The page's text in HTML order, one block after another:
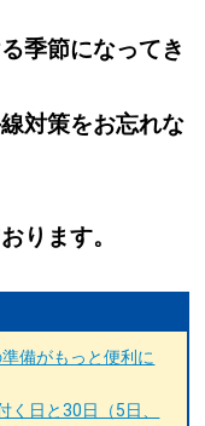
季節になってき
対策をお忘れな
ります。
備がもっと便利に
く日と30日（5日、